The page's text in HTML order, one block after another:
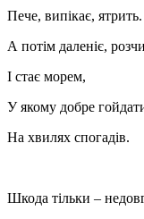
Пече, випікає, ятрить.
А потім даленіє,
І стає морем,
У якому добре
На хвилях спогадів.
Шкода тільки –